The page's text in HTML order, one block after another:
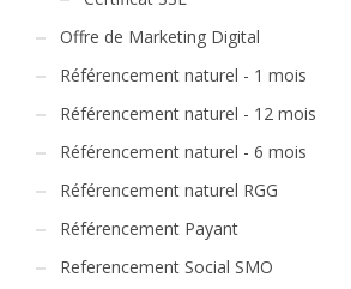
Offre de Marketing Digital
Référencement naturel - 1 mois
Référencement naturel - 12 mois
Référencement naturel - 6 mois
Référencement naturel RGG
Référencement Payant
Referencement Social SMO